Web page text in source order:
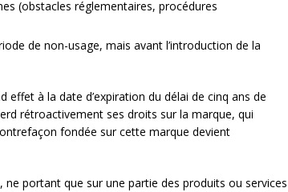
(obstacles réglementaires, procédures
de non-usage, mais avant l’introduction de la
effet à la date d’expiration du délai de cinq ans de
rétroactivement ses droits sur la marque, qui
fondée sur cette marque devient
portant que sur une partie des produits ou services